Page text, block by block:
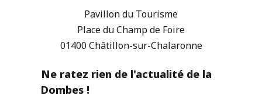
Pavillon du Tourisme
Place du Champ de Foire
01400 Châtillon-sur-Chalaronne
Ne ratez rien de l'actualité de la
Dombes !